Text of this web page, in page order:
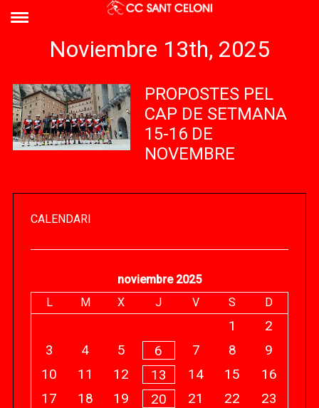
Noviembre 13th, 2025
PROPOSTES PEL
CAP DE SETMANA
15-16 DE
NOVEMBRE
CALENDARI
noviembre 2025
L
M X J V S D
1
2
3
4 5 6 7 8
9
10
11 12 13 14 15
16
17
18 19 20 21 22
23